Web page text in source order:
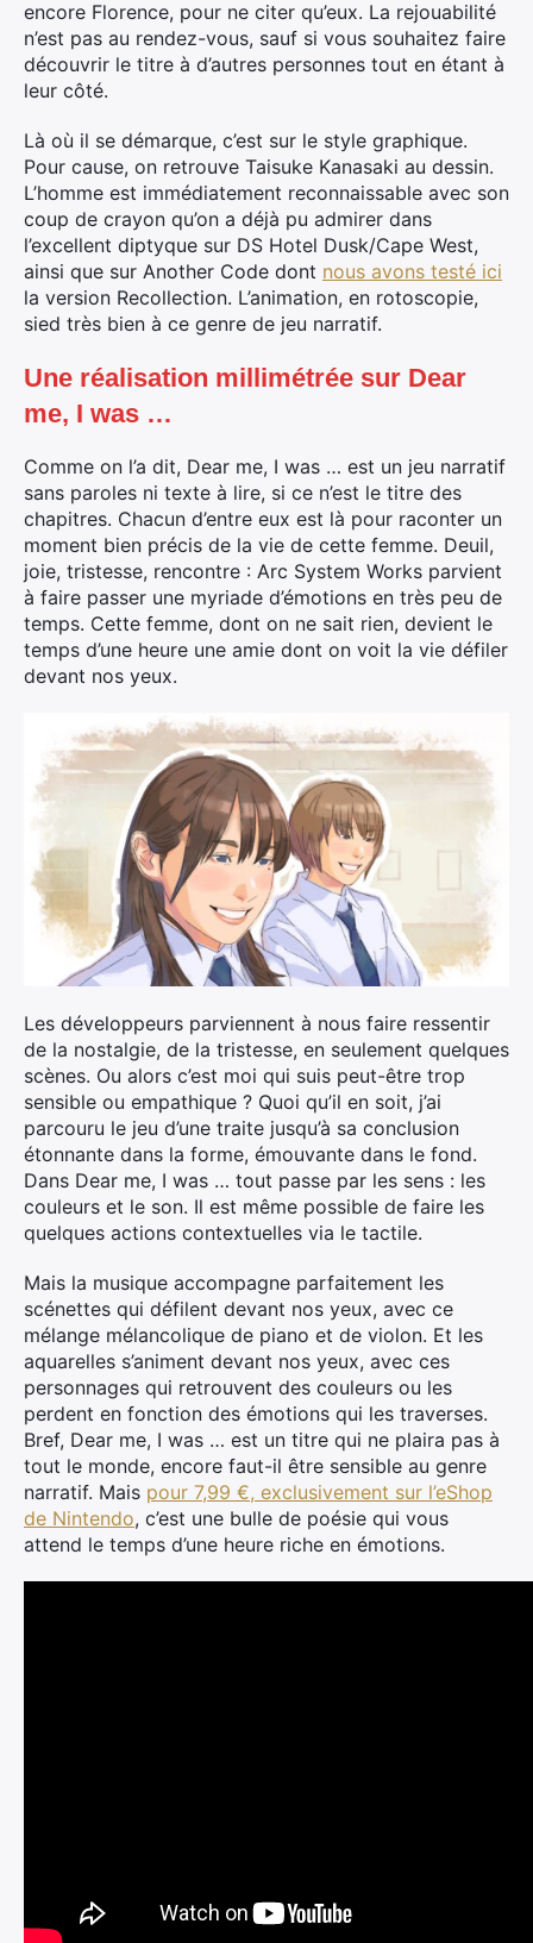
encore Florence, pour ne citer qu’eux. La rejouabilité
n’est pas au rendez-vous, sauf si vous souhaitez faire
découvrir le titre à d’autres personnes tout en étant à
leur côté.
Là où il se démarque, c’est sur le style graphique.
Pour cause, on retrouve Taisuke Kanasaki au dessin.
L’homme est immédiatement reconnaissable avec son
coup de crayon qu’on a déjà pu admirer dans
l’excellent diptyque sur DS Hotel Dusk/Cape West,
ainsi que sur Another Code dont nous avons testé ici
la version Recollection. L’animation, en rotoscopie,
sied très bien à ce genre de jeu narratif.
Une réalisation millimétrée sur Dear
me, I was …
Comme on l’a dit, Dear me, I was … est un jeu narratif
sans paroles ni texte à lire, si ce n’est le titre des
chapitres. Chacun d’entre eux est là pour raconter un
moment bien précis de la vie de cette femme. Deuil,
joie, tristesse, rencontre : Arc System Works parvient
à faire passer une myriade d’émotions en très peu de
temps. Cette femme, dont on ne sait rien, devient le
temps d’une heure une amie dont on voit la vie défiler
devant nos yeux.
Les développeurs parviennent à nous faire ressentir
de la nostalgie, de la tristesse, en seulement quelques
scènes. Ou alors c’est moi qui suis peut-être trop
sensible ou empathique ? Quoi qu’il en soit, j’ai
parcouru le jeu d’une traite jusqu’à sa conclusion
étonnante dans la forme, émouvante dans le fond.
Dans Dear me, I was … tout passe par les sens : les
couleurs et le son. Il est même possible de faire les
quelques actions contextuelles via le tactile.
Mais la musique accompagne parfaitement les
scénettes qui défilent devant nos yeux, avec ce
mélange mélancolique de piano et de violon. Et les
aquarelles s’animent devant nos yeux, avec ces
personnages qui retrouvent des couleurs ou les
perdent en fonction des émotions qui les traverses.
Bref, Dear me, I was … est un titre qui ne plaira pas à
tout le monde, encore faut-il être sensible au genre
narratif. Mais pour 7,99 €, exclusivement sur l’eShop
de Nintendo, c’est une bulle de poésie qui vous
attend le temps d’une heure riche en émotions.